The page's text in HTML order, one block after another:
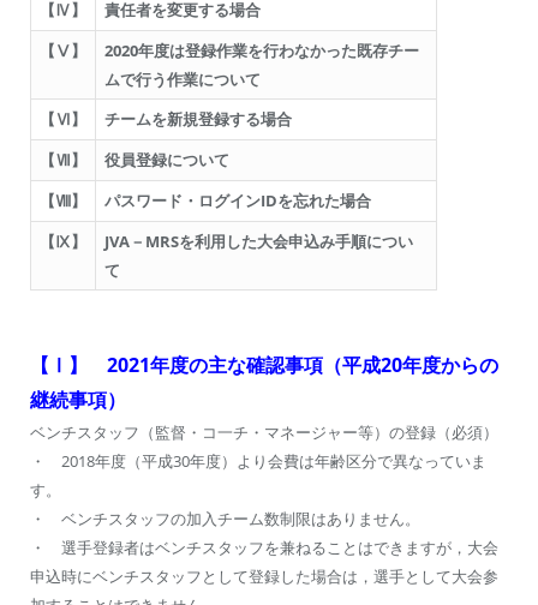
【Ⅳ】
責任者を変更する場合
【Ⅴ】
2020年度は登録作業を行わなかった既存チー
ムで行う作業について
【Ⅵ】
チームを新規登録する場合
【Ⅶ】
役員登録について
【Ⅷ】
パスワード・ログインIDを忘れた場合
【Ⅸ】
JVA－MRSを利用した大会申込み手順につい
て
【Ⅰ】 2021年度の主な確認事項（平成20年度からの
継続事項）
ベンチスタッフ（監督・コ一チ・マネージャー等）の登録（必須）
・ 2018年度（平成30年度）より会費は年齢区分で異なっていま
す。
・ ベンチスタッフの加入チーム数制限はありません。
・ 選手登録者はベンチスタッフを兼ねることはできますが，大会
申込時にベンチスタッフとして登録した場合は，選手として大会参